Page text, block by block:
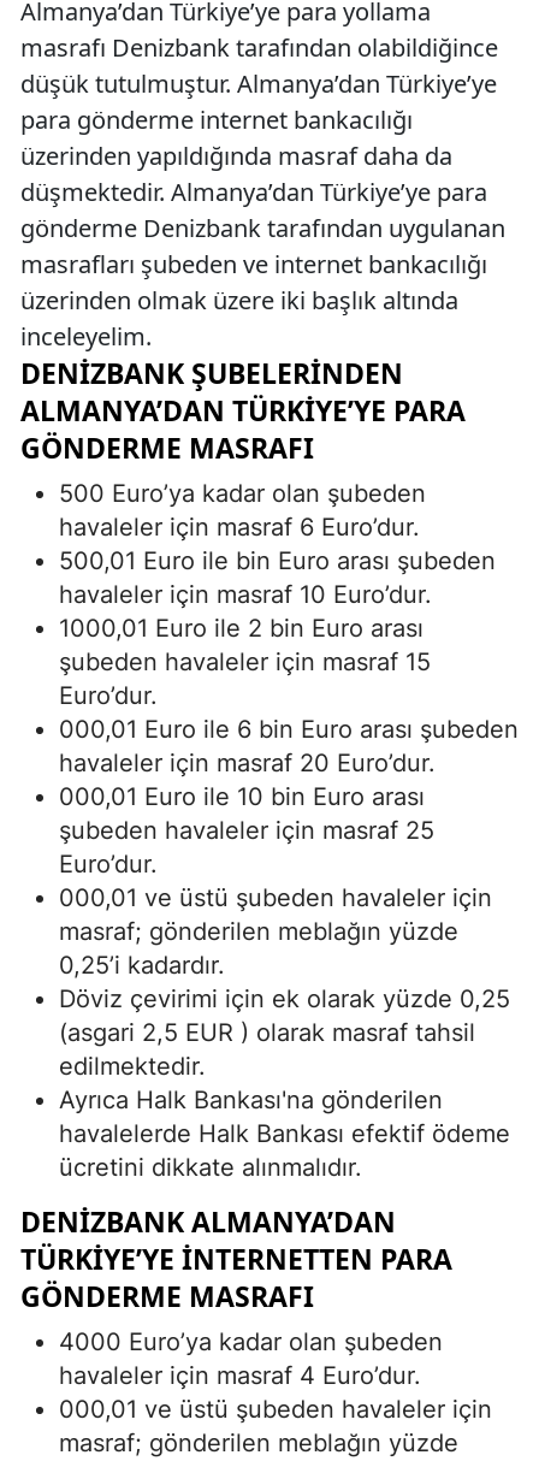
Almanya’dan Türkiye’ye para yollama
masrafı Denizbank tarafından olabildiğince
düşük tutulmuştur. Almanya’dan Türkiye’ye
para gönderme internet bankacılığı
üzerinden yapıldığında masraf daha da
düşmektedir. Almanya’dan Türkiye’ye para
gönderme Denizbank tarafından uygulanan
masrafları şubeden ve internet bankacılığı
üzerinden olmak üzere iki başlık altında
inceleyelim.
DENIZBANK ŞUBELERINDEN
ALMANYA’DAN TÜRKIYE’YE PARA
GÖNDERME MASRAFI
500 Euro’ya kadar olan şubeden
havaleler için masraf 6 Euro’dur.
500,01 Euro ile bin Euro arası şubeden
havaleler için masraf 10 Euro’dur.
1000,01 Euro ile 2 bin Euro arası
şubeden havaleler için masraf 15
Euro’dur.
000,01 Euro ile 6 bin Euro arası şubeden
havaleler için masraf 20 Euro’dur.
000,01 Euro ile 10 bin Euro arası
şubeden havaleler için masraf 25
Euro’dur.
000,01 ve üstü şubeden havaleler için
masraf; gönderilen meblağın yüzde
0,25’i kadardır.
Döviz çevirimi için ek olarak yüzde 0,25
(asgari 2,5 EUR ) olarak masraf tahsil
edilmektedir.
Ayrıca Halk Bankası'na gönderilen
havalelerde Halk Bankası efektif ödeme
ücretini dikkate alınmalıdır.
DENIZBANK ALMANYA’DAN
TÜRKIYE’YE İNTERNETTEN PARA
GÖNDERME MASRAFI
4000 Euro’ya kadar olan şubeden
havaleler için masraf 4 Euro’dur.
000,01 ve üstü şubeden havaleler için
masraf; gönderilen meblağın yüzde